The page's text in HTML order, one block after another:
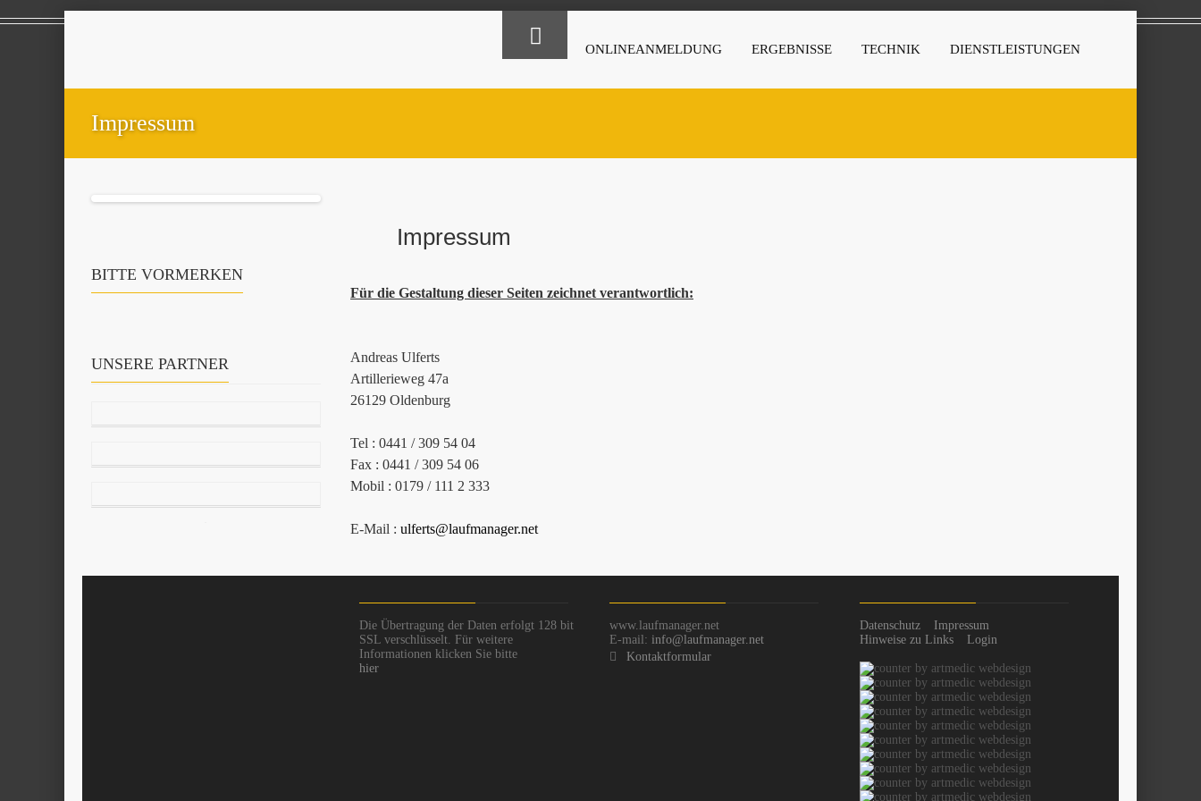
ONLINEANMELDUNG ERGEBNISSE TECHNIK DIENSTLEISTUNGEN
Impressum
BITTE VORMERKEN
UNSERE PARTNER
Impressum
Für die Gestaltung dieser Seiten zeichnet verantwortlich:
Andreas Ulferts
Artillerieweg 47a
26129 Oldenburg
Tel : 0441 / 309 54 04
Fax : 0441 / 309 54 06
Mobil : 0179 / 111 2 333
E-Mail : ulferts@laufmanager.net
Die Übertragung der Daten erfolgt 128 bit
SSL verschlüsselt. Für weitere
Informationen klicken Sie bitte
hier
www.laufmanager.net
E-mail: info@laufmanager.net
Kontaktformular
Datenschutz
Impressum
Hinweise zu Links
Login